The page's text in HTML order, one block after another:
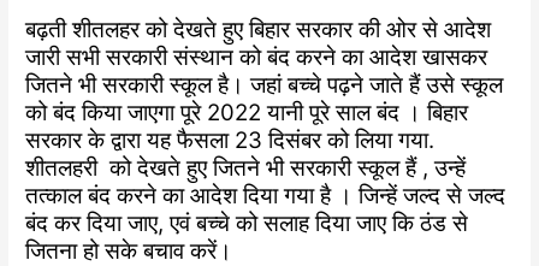
बढ़ती शीतलहर को देखते हुए बिहार सरकार की ओर से आदेश
जारी सभी सरकारी संस्थान को बंद करने का आदेश खासकर
जितने भी सरकारी स्कूल है। जहां बच्चे पढ़ने जाते हैं उसे स्कूल
को बंद किया जाएगा पूरे 2022 यानी पूरे साल बंद । बिहार
सरकार के द्वारा यह फैसला 23 दिसंबर को लिया गया.
शीतलहरी को देखते हुए जितने भी सरकारी स्कूल हैं , उन्हें
तत्काल बंद करने का आदेश दिया गया है । जिन्हें जल्द से जल्द
बंद कर दिया जाए, एवं बच्चे को सलाह दिया जाए कि ठंड से
जितना हो सके बचाव करें।